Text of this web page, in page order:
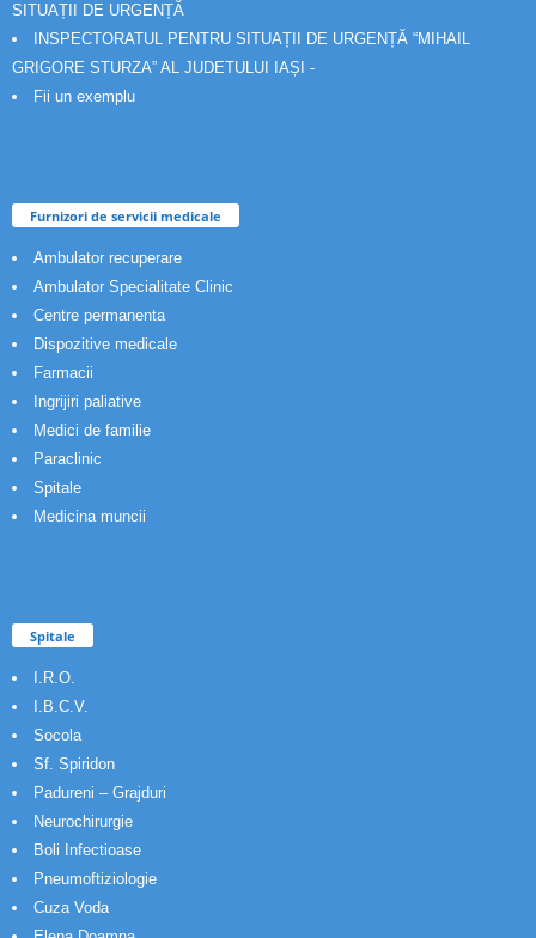
SITUAȚII DE URGENȚĂ
INSPECTORATUL PENTRU SITUAȚII DE URGENȚĂ “MIHAIL
GRIGORE STURZA” AL JUDETULUI IAȘI -
Fii un exemplu
Furnizori de servicii medicale
Ambulator recuperare
Ambulator Specialitate Clinic
Centre permanenta
Dispozitive medicale
Farmacii
Ingrijiri paliative
Medici de familie
Paraclinic
Spitale
Medicina muncii
Spitale
I.R.O.
I.B.C.V.
Socola
Sf. Spiridon
Padureni – Grajduri
Neurochirurgie
Boli Infectioase
Pneumoftiziologie
Cuza Voda